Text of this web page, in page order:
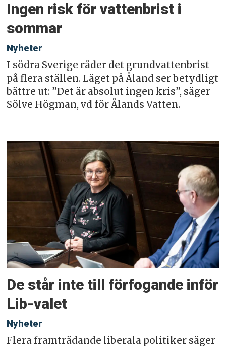
Ingen risk för vattenbrist i
sommar
Nyheter
I södra Sverige råder det grundvattenbrist
på flera ställen. Läget på Åland ser betydligt
bättre ut: ”Det är absolut ingen kris”, säger
Sölve Högman, vd för Ålands Vatten.
De står inte till förfogande inför
Lib-valet
Nyheter
Flera framträdande liberala politiker säger